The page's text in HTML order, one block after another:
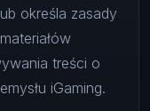
określa zasady
treści o
iGaming.